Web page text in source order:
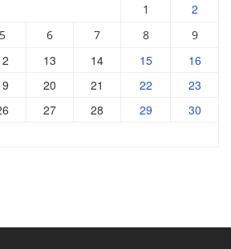
1 2
5 6 7 8 9
13 14 15
16
20 21 22
23
27 28 29
30